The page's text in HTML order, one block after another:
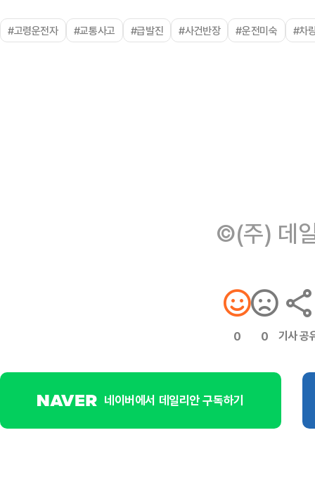
#고령운전자 #교통사고 #급발진 #사건반장 #운전미숙 #차
©(주) 데
0 0 기사 공
네이버에서 데일리안 구독하기